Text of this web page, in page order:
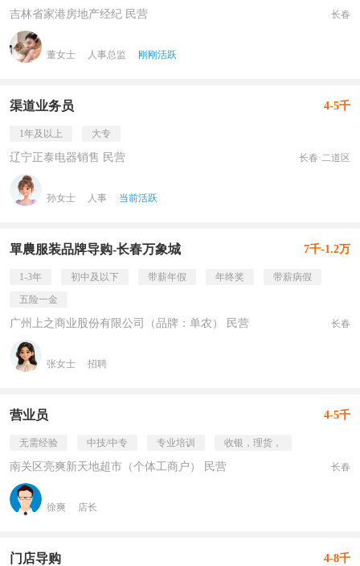
吉林省家港房地产经纪 民营 长春
董女士 人事总监 刚刚活跃
渠道业务员 4-5千
1年及以上 大专
辽宁正泰电器销售 民营 长春·二道区
孙女士 人事 当前活跃
單農服装品牌导购-长春万象城 7千-1.2万
1-3年 初中及以下 带薪年假 年终奖
带薪病假
五险一金
广州上之商业股份有限公司（品牌：单农） 民营 长春
张女士 招聘
营业员 4-5千
无需经验 中技/中专 专业培训 收银，理货，
南关区亮爽新天地超市（个体工商户） 民营 长春
徐爽 店长
门店导购 4-8千